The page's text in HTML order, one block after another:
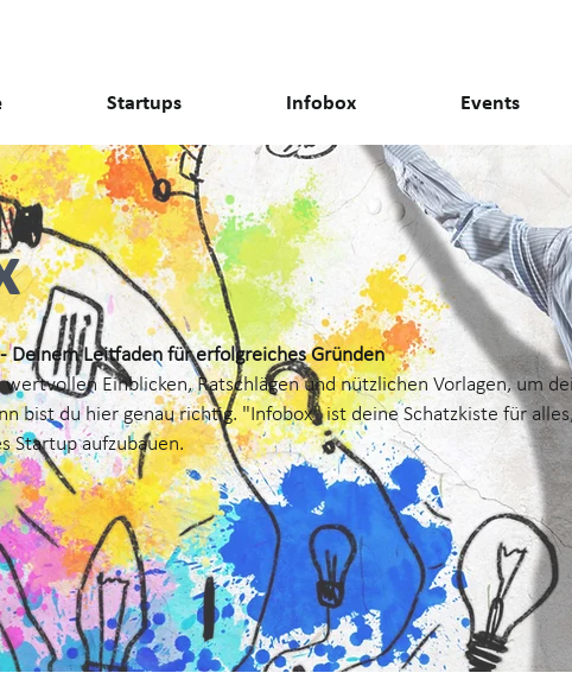
Startups Infobox Events
Deinem Leitfaden für erfolgreiches Gründen
Einblicken, Ratschlägen und nützlichen Vorlagen, um
bist du hier genau richtig. "Infobox" ist deine Schatzkiste für
Startup aufzubauen.